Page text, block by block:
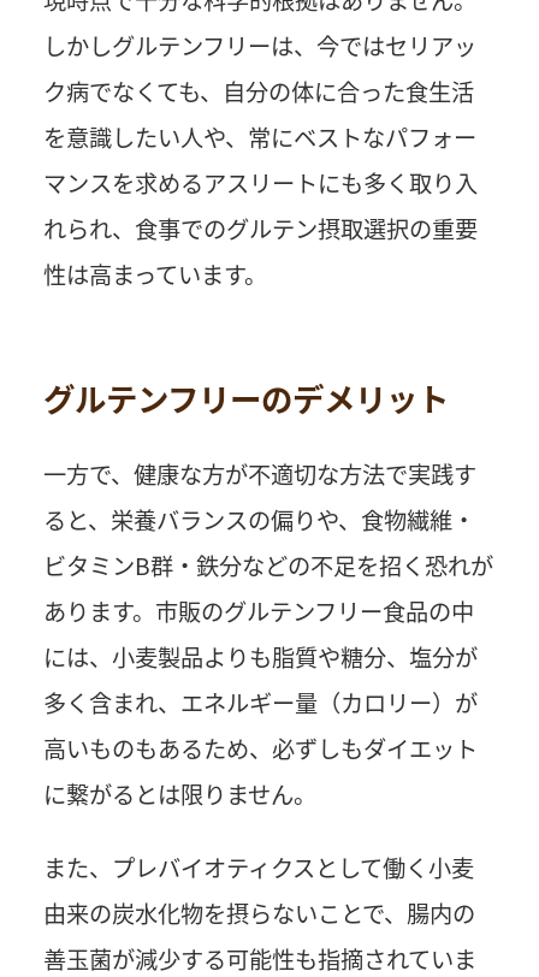
しかしグルテンフリーは、今ではセリアッ
ク病でなくても、自分の体に合った食生活
を意識したい人や、常にベストなパフォー
マンスを求めるアスリートにも多く取り入
れられ、食事でのグルテン摂取選択の重要
性は高まっています。
グルテンフリーのデメリット
一方で、健康な方が不適切な方法で実践す
ると、栄養バランスの偏りや、食物繊維・
ビタミンB群・鉄分などの不足を招く恐れが
あります。市販のグルテンフリー食品の中
には、小麦製品よりも脂質や糖分、塩分が
多く含まれ、エネルギー量（カロリー）が
高いものもあるため、必ずしもダイエット
に繋がるとは限りません。
また、プレバイオティクスとして働く小麦
由来の炭水化物を摂らないことで、腸内の
善玉菌が減少する可能性も指摘されていま